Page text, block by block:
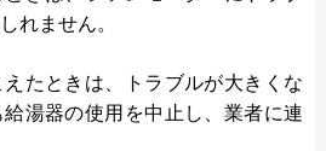
れません。
たときは、トラブルが大きくな
湯器の使用を中止し、業者に連